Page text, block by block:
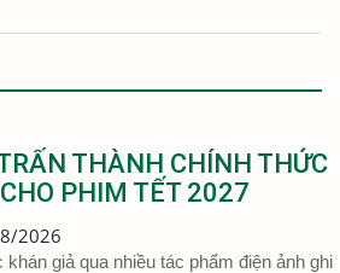
THÀNH CHÍNH THỨC
PHIM TẾT 2027
2026
khán giả qua nhiều tác phẩm điện ảnh ghi